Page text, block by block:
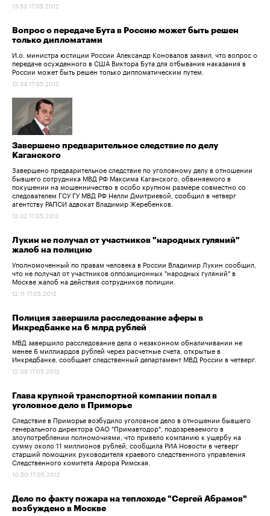
13:53 17.05.2012
Вопрос о передаче Бута в Россию может быть решен
только дипломатами
И.о. министра юстиции России Александр Коновалов заявил, что вопрос о
передаче осужденного в США Виктора Бута для отбывания наказания в
России может быть решен только дипломатическим путем.
12:34 17.05.2012
Завершено предварительное следствие по делу
Каганского
Завершено предварительное следствие по уголовному делу в отношении
бывшего сотрудника МВД РФ Максима Каганского, обвиняемого в
покушении на мошенничество в особо крупном размере совместно со
следователем ГСУ ГУ МВД РФ Нелли Дмитриевой, сообщил в четверг
агентству РАПСИ адвокат Владимир Жеребенков.
12:32 17.05.2012
Лукин не получал от участников "народных гуляний"
жалоб на полицию
Уполномоченный по правам человека в России Владимир Лукин сообщил,
что не получал от участников оппозиционных "народных гуляний" в
Москве жалоб на действия сотрудников полиции.
12:11 17.05.2012
Полиция завершила расследование аферы в
Инкредбанке на 6 млрд рублей
МВД завершило расследование дела о незаконном обналичивании не
менее 6 миллиардов рублей через расчетные счета, открытые в
Инкредбанке, сообщает следственный департамент МВД России в четверг.
12:08 17.05.2012
Глава крупной транспортной компании попал в
уголовное дело в Приморье
Следствие в Приморье возбудило уголовное дело в отношении бывшего
генерального директора ОАО "Примавтодор", подозреваемого в
злоупотреблении полномочиями, что привело компанию к ущербу на
сумму около 11 миллионов рублей, сообщила РИА Новости в четверг
старший помощник руководителя краевого следственного управления
Следственного комитета Аврора Римская.
10:50 17.05.2012
Дело по факту пожара на теплоходе "Сергей Абрамов"
возбуждено в Москве